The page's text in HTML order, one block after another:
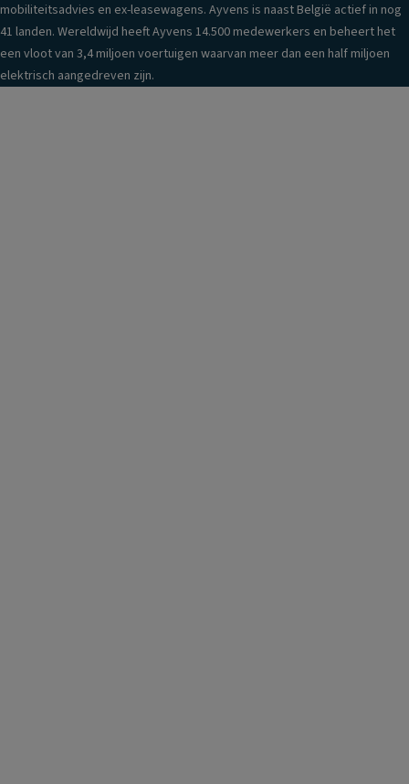
mobiliteitsadvies en ex-leasewagens. Ayvens is naast België actief in nog
41 landen. Wereldwijd heeft Ayvens 14.500 medewerkers en beheert het
een vloot van 3,4 miljoen voertuigen waarvan meer dan een half miljoen
elektrisch aangedreven zijn.